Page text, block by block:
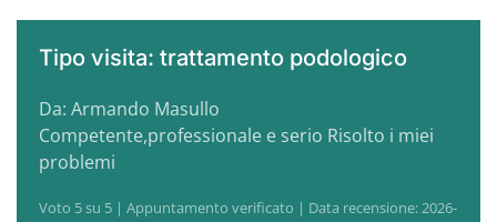
Tipo visita: trattamento podologico
Da: Armando Masullo
Competente,professionale e serio Risolto i miei
problemi
Voto 5 su 5 | Appuntamento verificato | Data recensione: 2026-